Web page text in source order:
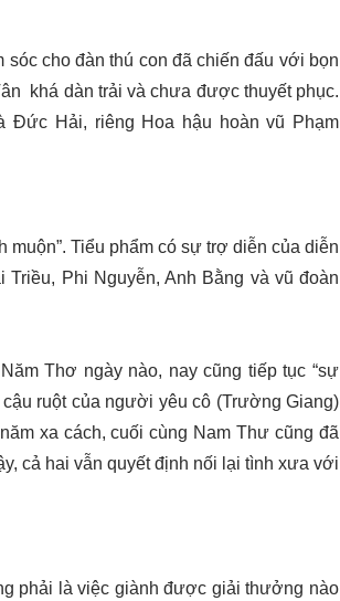
cho đàn thú con đã chiến đấu với bọn
khá dàn trải và chưa được thuyết phục.
Đức Hải, riêng Hoa hậu hoàn vũ Phạm
muộn”. Tiểu phẩm có sự trợ diễn của diễn
Phi Nguyễn, Anh Bằng và vũ đoàn
Thơ ngày nào, nay cũng tiếp tục “sự
ruột của người yêu cô (Trường Giang)
xa cách, cuối cùng Nam Thư cũng đã
cả hai vẫn quyết định nối lại tình xưa với
phải là việc giành được giải thưởng nào